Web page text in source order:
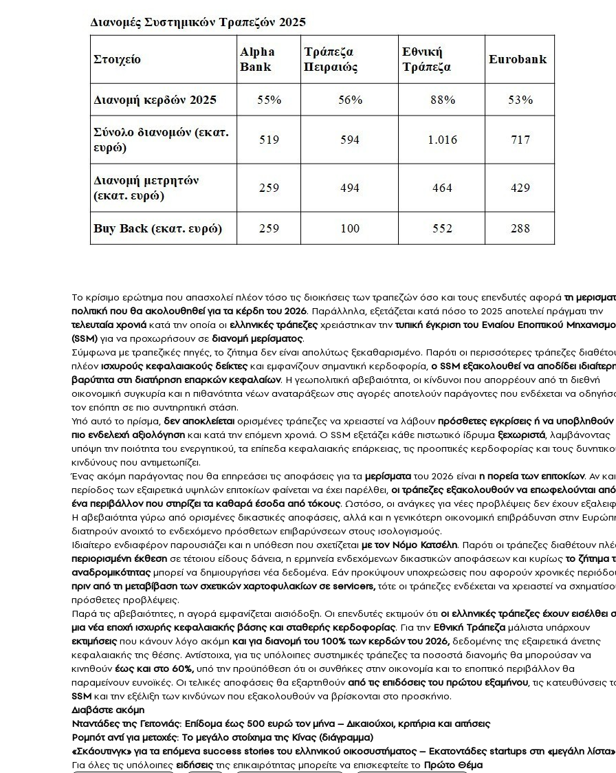
Το κρίσιμο ερώτημα που απασχολεί πλέον τόσο τις διοικήσεις των τραπεζών όσο και τους επενδυτές αφορά τη
πολιτική που θα ακολουθηθεί για τα κέρδη του 2026. Παράλληλα, εξετάζεται κατά πόσο το 2025 αποτελεί πράγματι την
τελευταία χρονιά κατά την οποία οι ελληνικές τράπεζεςχρειάστηκαν τηντυπική έγκριση του Ενιαίου Εποπτικού
(SSM) για να προχωρήσουν σε διανομή μερίσματος.
Σύμφωνα με τραπεζικές πηγές, το ζήτημα δεν είναι απολύτως ξεκαθαρισμένο. Παρότι οι περισσότερες τράπεζες
πλέονισχυρούς κεφαλαιακούς δείκτεςκαι εμφανίζουν σημαντική κερδοφορία, ο SSM εξακολουθεί να αποδίδει
βαρύτητα στη διατήρηση επαρκών κεφαλαίων. Η γεωπολιτική αβεβαιότητα, οι κίνδυνοι που απορρέουν από τη διεθνή
οικονομική συγκυρία και η πιθανότητα νέων αναταράξεων στις αγορές αποτελούν παράγοντες που ενδέχεται να
τον επόπτη σε πιο συντηρητική στάση.
Υπό αυτό το πρίσμα, δεν αποκλείεται ορισμένες τράπεζες να χρειαστεί να λάβουνπρόσθετες εγκρίσεις ή να
πιο ενδελεχή αξιολόγηση και κατά την επόμενη χρονιά. Ο SSM εξετάζει κάθε πιστωτικό ίδρυμα ξεχωριστά, λαμβάνοντας
υπόψη την ποιότητα του ενεργητικού, τα επίπεδα κεφαλαιακής επάρκειας, τις προοπτικές κερδοφορίας και τους
κινδύνους που αντιμετωπίζει.
Ένας ακόμη παράγοντας που θα επηρεάσει τις αποφάσεις για τα μερίσματατου 2026 είναι η πορεία των επιτοκίων. Αν
περίοδος των εξαιρετικά υψηλών επιτοκίων φαίνεται να έχει παρέλθει, οι τράπεζες εξακολουθούν να επωφελούνται από
ένα περιβάλλον που στηρίζει τα καθαρά έσοδα από τόκους. Ωστόσο, οι ανάγκες για νέες προβλέψεις δεν έχουν
Η αβεβαιότητα γύρω από ορισμένες δικαστικές αποφάσεις, αλλά και η γενικότερη οικονομική επιβράδυνση στην
διατηρούν ανοιχτό το ενδεχόμενο πρόσθετων επιβαρύνσεων στους ισολογισμούς.
Ιδιαίτερο ενδιαφέρον παρουσιάζει και η υπόθεση που σχετίζεται με τον Νόμο Κατσέλη. Παρότι οι τράπεζες διαθέτουν
περιορισμένη έκθεση σε τέτοιου είδους δάνεια, η ερμηνεία ενδεχόμενων δικαστικών αποφάσεων και κυρίωςτο ζήτημα
αναδρομικότηταςμπορεί να δημιουργήσει νέα δεδομένα. Εάν προκύψουν υποχρεώσεις που αφορούν χρονικές
πριν από τη μεταβίβαση των σχετικών χαρτοφυλακίων σε servicers,τότε οι τράπεζες ενδέχεται να χρειαστεί να
πρόσθετες προβλέψεις.
Παρά τις αβεβαιότητες, η αγορά εμφανίζεται αισιόδοξη. Οι επενδυτές εκτιμούν ότι οι ελληνικές τράπεζεςέχουν εισέλθει
μια νέα εποχή ισχυρής κεφαλαιακής βάσης και σταθερής κερδοφορίας. Για την Εθνική Τράπεζα μάλιστα υπάρχουν
εκτιμήσειςπου κάνουν λόγο ακόμη και για διανομή του 100% των κερδών του 2026,δεδομένης της εξαιρετικά άνετης
κεφαλαιακής της θέσης. Αντίστοιχα, για τις υπόλοιπες συστημικές τράπεζες τα ποσοστά διανομής θα μπορούσαν να
κινηθούνέως και στο 60%,υπό την προϋπόθεση ότι οι συνθήκες στην οικονομία και το εποπτικό περιβάλλον θα
παραμείνουν ευνοϊκές. Οι τελικές αποφάσεις θα εξαρτηθούναπό τις επιδόσεις του πρώτου εξαμήνου, τις κατευθύνσεις
SSM και την εξέλιξη των κινδύνων που εξακολουθούν να βρίσκονται στο προσκήνιο.
Διαβάστε ακόμη
Νταντάδες της Γειτονιάς: Επίδομα έως 500 ευρώ τον μήνα – Δικαιούχοι, κριτήρια και αιτήσεις
Ρομπότ αντί για μετοχές: Το μεγάλο στοίχημα της Κίνας (διάγραμμα)
«Σκάουτινγκ» για τα επόμενα success stories του ελληνικού οικοσυστήματος – Εκατοντάδες startups στη «μεγάλη λίστα»
Για όλες τις υπόλοιπες ειδήσειςτης επικαιρότητας μπορείτε να επισκεφτείτε το Πρώτο Θέμα